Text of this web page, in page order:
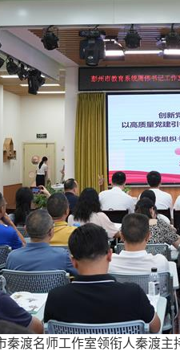
秦渡名师工作室领衔人秦渡